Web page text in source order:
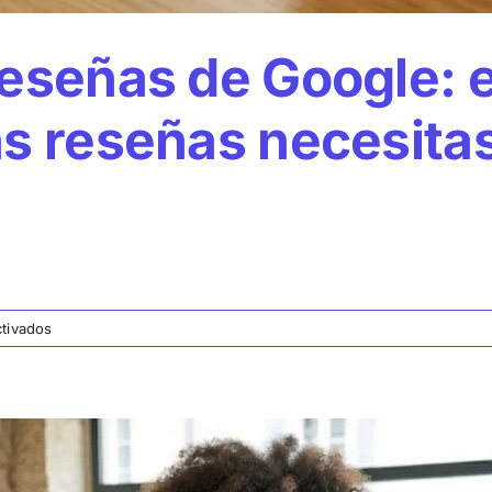
de Google:
reseñas
en
Calculadora
de